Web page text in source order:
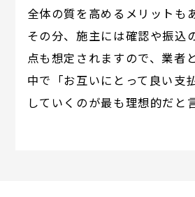
全体の質を高めるメリットも
その分、施主には確認や振込
点も想定されますので、業者
中で「お互いにとって良い支
していくのが最も理想的だと